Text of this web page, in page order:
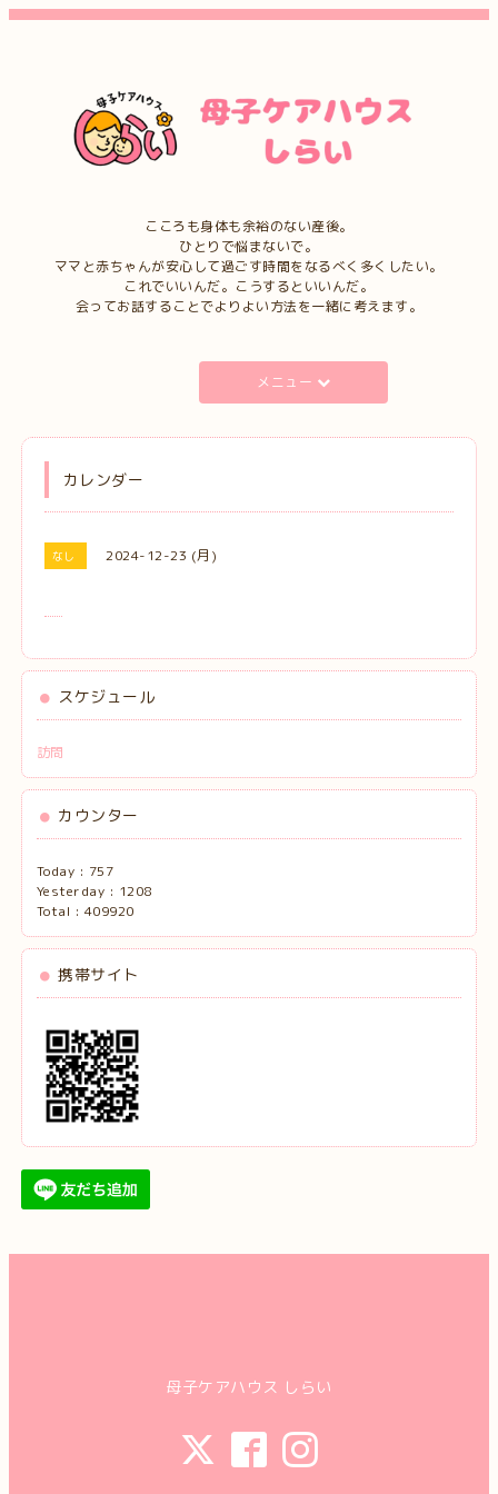
こころも身体も余裕のない産後。
ひとりで悩まないで。
ママと赤ちゃんが安心して過ごす時間をなるべく多くしたい。
これでいいんだ。こうするといいんだ。
会ってお話することでよりよい方法を一緒に考えます。
メニュー
カレンダー
なし 2024-12-23 (月)
スケジュール
訪問
カウンター
Today : 757
Yesterday : 1208
Total : 409920
携帯サイト
母子ケアハウス しらい